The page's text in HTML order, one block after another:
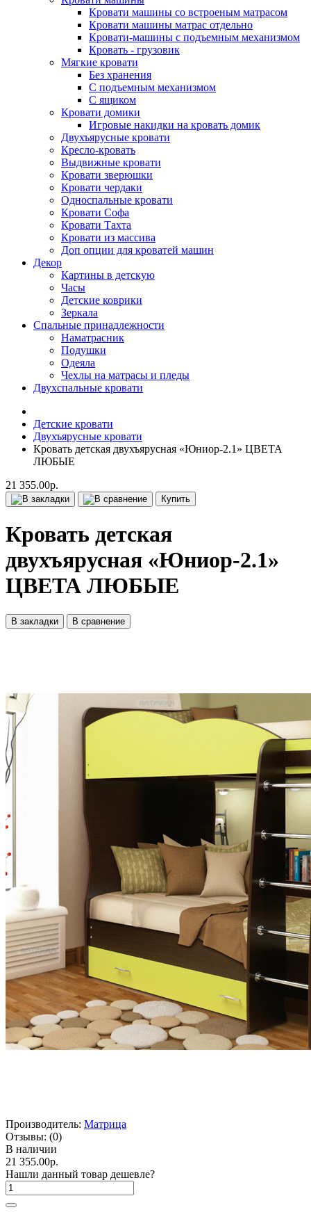
Кровати машины со встроеным матрасом
Кровати машины матрас отдельно
Кровати-машины с подъемным механизмом
Кровать - грузовик
Мягкие кровати
Без хранения
С подъемным механизмом
С ящиком
Кровати домики
Игровые накидки на кровать домик
Двухъярусные кровати
Кресло-кровать
Выдвижные кровати
Кровати зверюшки
Кровати чердаки
Односпальные кровати
Кровати Софа
Кровати Тахта
Кровати из массива
Доп опции для кроватей машин
Декор
Картины в детскую
Часы
Детские коврики
Зеркала
Спальные принадлежности
Наматрасник
Подушки
Одеяла
Чехлы на матрасы и пледы
Двухспальные кровати
Детские кровати
Двухъярусные кровати
Кровать детская двухъярусная «Юниор-2.1» ЦВЕТА
ЛЮБЫЕ
21 355.00р.
Купить
Кровать детская
двухъярусная «Юниор-2.1»
ЦВЕТА ЛЮБЫЕ
В закладки В сравнение
Производитель: Матрица
Отзывы: (0)
В наличии
21 355.00р.
Нашли данный товар дешевле?